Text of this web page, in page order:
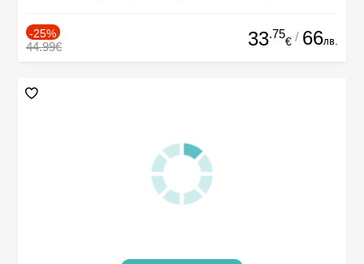
-25%
44.99€ 33.75
€ / 66лв.